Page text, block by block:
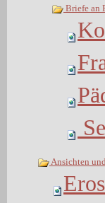
Briefe an
Ansichten
Eros